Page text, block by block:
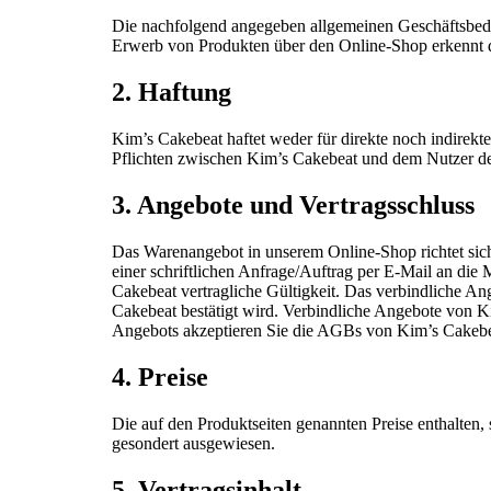
Die nachfolgend angegeben allgemeinen
Erwerb von Produkten über den Online-Shop
2. Haftung
Kim’s Cakebeat haftet weder für direkte noch
Pflichten zwischen Kim’s Cakebeat und dem Nutzer
3. Angebote und Vertragsschluss
Das Warenangebot in unserem Online-Shop richtet
einer schriftlichen Anfrage/Auftrag per E-Mail an die
Cakebeat vertragliche Gültigkeit. Das verbindliche
Cakebeat bestätigt wird. Verbindliche Angebote von
Angebots akzeptieren Sie die AGBs von Kim’s
4. Preise
Die auf den Produktseiten genannten Preise
gesondert ausgewiesen.